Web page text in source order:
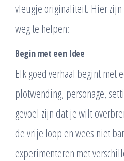
vleugje originaliteit. Hier
weg te helpen:
Begin met een Idee
Elk goed verhaal begint met
plotwending, personage,
gevoel zijn dat je wilt
de vrije loop en wees niet
experimenteren met